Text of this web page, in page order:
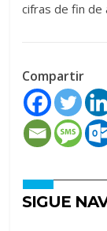
cifras de fin de
Compartir
SIGUE